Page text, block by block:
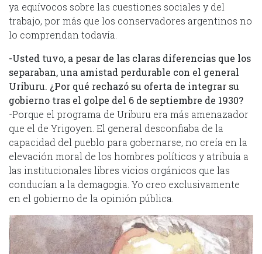
ya equívocos sobre las cuestiones sociales y del
trabajo, por más que los conservadores argentinos no
lo comprendan todavía.
-Usted tuvo, a pesar de las claras diferencias que los
separaban, una amistad perdurable con el general
Uriburu. ¿Por qué rechazó su oferta de integrar su
gobierno tras el golpe del 6 de septiembre de 1930?
-Porque el programa de Uriburu era más amenazador
que el de Yrigoyen. El general desconfiaba de la
capacidad del pueblo para gobernarse, no creía en la
elevación moral de los hombres políticos y atribuía a
las institucionales libres vicios orgánicos que las
conducían a la demagogia. Yo creo exclusivamente
en el gobierno de la opinión pública.